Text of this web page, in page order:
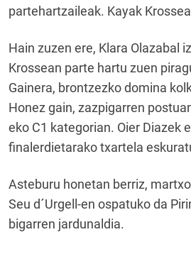
partehartzaileak. Kayak
Hain zuzen ere, Klara Olazabal
Krossean parte hartu zuen
Gainera, brontzezko domina
Honez gain, zazpigarren
eko C1 kategorian. Oier Diazek
finalerdietarako txartela
Asteburu honetan berriz,
Seu d´Urgell-en ospatuko da
bigarren jardunaldia.